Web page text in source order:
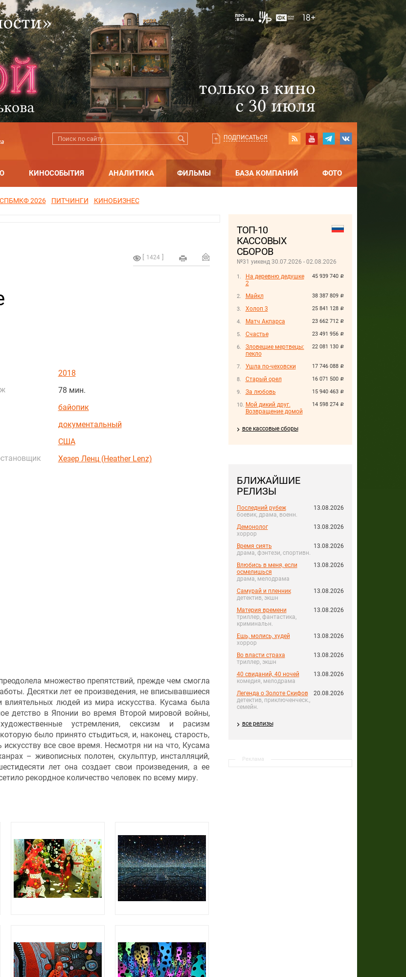
ПОДПИСАТЬСЯ
КИНОСОБЫТИЯ АНАЛИТИКА ФИЛЬМЫ БАЗА КОМПАНИЙ ФОТО
СПБМКФ 2026 ПИТЧИНГИ КИНОБИЗНЕС
ТОП-10
КАССОВЫХ
СБОРОВ
№31 уикенд 30.07.2026 - 02.08.2026
45 939 740 руб.
На деревню дедушке
2
38 387 809 руб.
Майкл
25 841 128 руб.
Холоп 3
23 662 712 руб.
Матч Акпарса
23 491 956 руб.
Счастье
22 081 130 руб.
Зловещие мертвецы:
пекло
17 746 088 руб.
Ушла по-чеховски
16 071 500 руб.
Старый орел
15 940 463 руб.
За любовь
14 598 274 руб.
Мой дикий друг.
Возвращение домой
все кассовые сборы
БЛИЖАЙШИЕ
РЕЛИЗЫ
Последний рубеж
боевик, драма, военн.
13.08.2026
Демонолог
хоррор
13.08.2026
Время сиять
драма, фэнтези, спортивн.
13.08.2026
Влюбись в меня, если
осмелишься
драма, мелодрама
13.08.2026
Самурай и пленник
детектив, экшн
13.08.2026
Материя времени
триллер, фантастика,
криминальн.
13.08.2026
Ешь, молись, худей
хоррор
13.08.2026
Во власти страха
триллер, экшн
13.08.2026
40 свиданий, 40 ночей
комедия, мелодрама
13.08.2026
Легенда о Золоте Скифов
детектив, приключенческ.,
семейн.
20.08.2026
все релизы
Реклама
1424
2018
78 мин.
байопик
документальный
США
Хезер Ленц (Heather Lenz)
множество препятствий, прежде чем смогла
Десятки лет ее произведения, не вписывавшиеся
людей из мира искусства. Кусама была
детство в Японии во время Второй мировой войны,
устремления, сексизм и расизм
было принято стыдиться, и, наконец, старость,
все свое время. Несмотря ни на что, Кусама
– живописных полотен, скульптур, инсталляций,
лет она создает свои произведения, а ее
рекордное количество человек по всему миру.